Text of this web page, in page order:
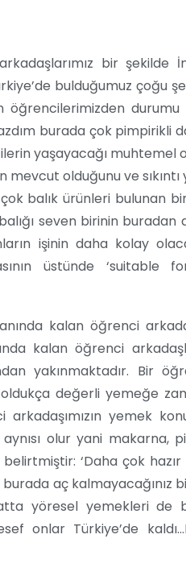
bir şekilde
bulduğumuz çoğu
öğrencilerimizden
burada çok pimpirikli
yaşayacağı muhtemel
olduğunu ve sıkıntı
balık ürünleri bulunan
seven birinin buradan
işinin daha kolay
üstünde ‘suitable for
kalan öğrenci
kalan öğrenci
yakınmaktadır. Bir
değerli yemeğe
yemek
olur yani makarna,
‘Daha çok
aç kalmayacağınız
yöresel yemekleri de
onlar Türkiye’de